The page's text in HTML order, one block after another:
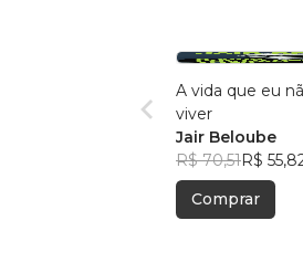
A vida que eu
viver
Jair Beloube
R$ 70,51R$
Comprar